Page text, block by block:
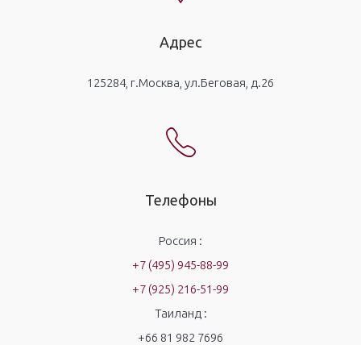
Адрес
125284, г.Москва, ул.Беговая, д.26
Телефоны
Россия :
+7 (495) 945-88-99
+7 (925) 216-51-99
Таиланд :
+66 81 982 7696